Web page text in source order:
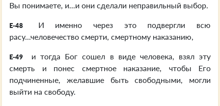
Вы понимаете, и...и они сделали неправильный выбор.
E-48
И именно через это подвергли всю
расу...человечество смерти, смертному наказанию,
E-49
и тогда Бог сошел в виде человека, взял эту
смерть и понес смертное наказание, чтобы Его
подчиненные, желавшие быть свободными, могли
выйти на свободу.